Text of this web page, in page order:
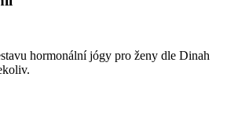
hormonální jógy pro ženy dle Dinah